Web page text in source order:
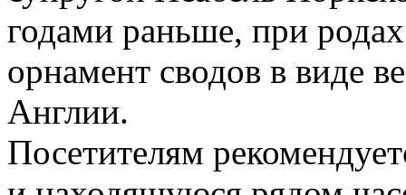
годами раньше, при
орнамент сводов в виде
Англии.
Посетителям